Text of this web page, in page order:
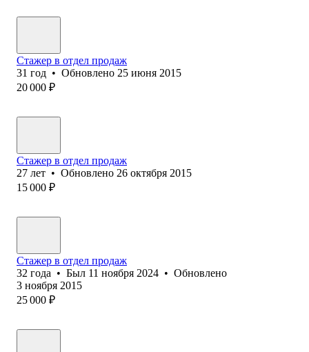
Стажер в отдел продаж
31 год • Обновлено 25 июня 2015
20 000 ₽
Стажер в отдел продаж
27 лет • Обновлено 26 октября 2015
15 000 ₽
Стажер в отдел продаж
32 года • Был 11 ноября 2024 • Обновлено
3 ноября 2015
25 000 ₽